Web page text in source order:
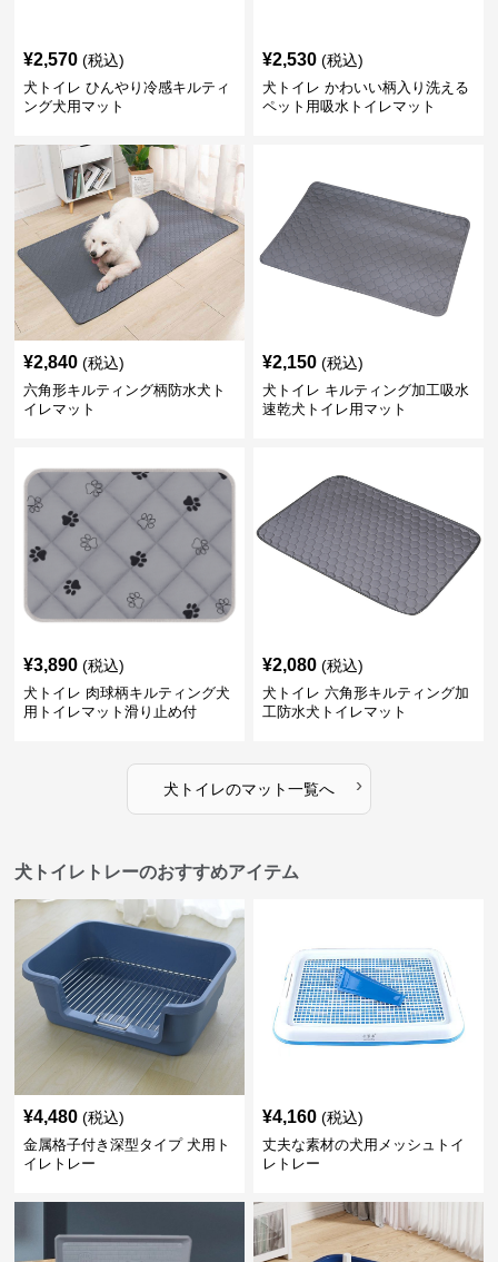
¥2,570 (税込)
犬トイレ ひんやり冷感キルティ
ング犬用マット
¥2,530 (税込)
犬トイレ かわいい柄入り洗える
ペット用吸水トイレマット
¥2,840 (税込)
六角形キルティング柄防水犬ト
イレマット
¥2,150 (税込)
犬トイレ キルティング加工吸水
速乾犬トイレ用マット
¥3,890 (税込)
犬トイレ 肉球柄キルティング犬
用トイレマット滑り止め付
¥2,080 (税込)
犬トイレ 六角形キルティング加
工防水犬トイレマット
犬トイレのマット一覧へ ›
犬トイレトレーのおすすめアイテム
¥4,480 (税込)
金属格子付き深型タイプ 犬用ト
イレトレー
¥4,160 (税込)
丈夫な素材の犬用メッシュトイ
レトレー